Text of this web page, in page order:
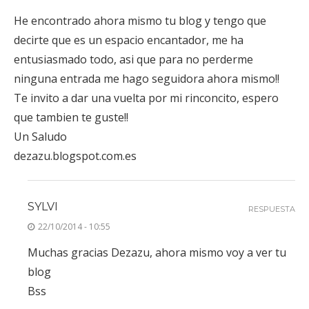
He encontrado ahora mismo tu blog y tengo que
decirte que es un espacio encantador, me ha
entusiasmado todo, asi que para no perderme
ninguna entrada me hago seguidora ahora mismo!!
Te invito a dar una vuelta por mi rinconcito, espero
que tambien te guste!!
Un Saludo
dezazu.blogspot.com.es
SYLVI
22/10/2014 - 10:55
Muchas gracias Dezazu, ahora mismo voy a ver tu
blog
Bss
RESPUESTA